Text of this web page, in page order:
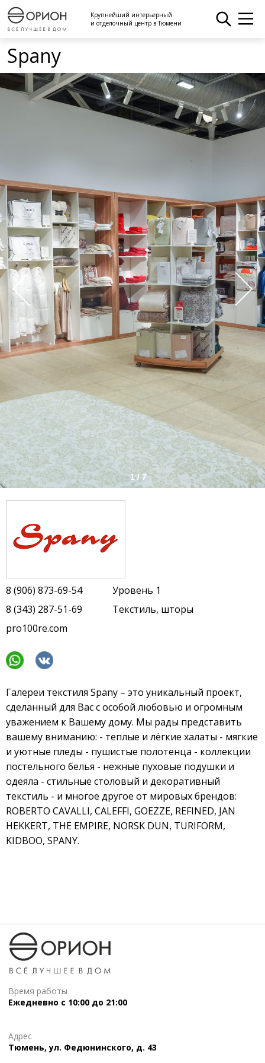
Крупнейший интерьерный
и отделочный центр в Тюмени
Spany
1 / 7
8 (906) 873-69-54
8 (343) 287-51-69
pro100re.com
Уровень 1
Текстиль, шторы
Галереи текстиля Spany – это уникальный проект,
сделанный для Вас с особой любовью и огромным
уважением к Вашему дому. Мы рады представить
вашему вниманию: - теплые и лёгкие халаты - мягкие
и уютные пледы - пушистые полотенца - коллекции
постельного белья - нежные пуховые подушки и
одеяла - стильные столовый и декоративный
текстиль - и многое другое от мировых брендов:
ROBERTO CAVALLI, CALEFFI, GOEZZE, REFINED, JAN
HEKKERT, THE EMPIRE, NORSK DUN, TURIFORM,
KIDBOO, SPANY.
Время работы
Ежедневно с 10:00 до 21:00
Адрес
Тюмень, ул. Федюнинского, д. 43